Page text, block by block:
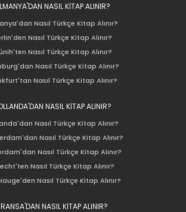
NASIL KİTAP ALINIR?
Nasıl Türkçe Kitap Alınır?
Nasıl Türkçe Kitap Alınır?
Nasıl Türkçe Kitap Alınır?
Nasıl Türkçe Kitap Alınır?
Nasıl Türkçe Kitap Alınır?
NASIL KİTAP ALINIR?
Nasıl Türkçe Kitap Alınır?
Nasıl Türkçe Kitap Alınır?
Nasıl Türkçe Kitap Alınır?
Nasıl Türkçe Kitap Alınır?
Nasıl Türkçe Kitap Alınır?
NASIL KİTAP ALINIR?